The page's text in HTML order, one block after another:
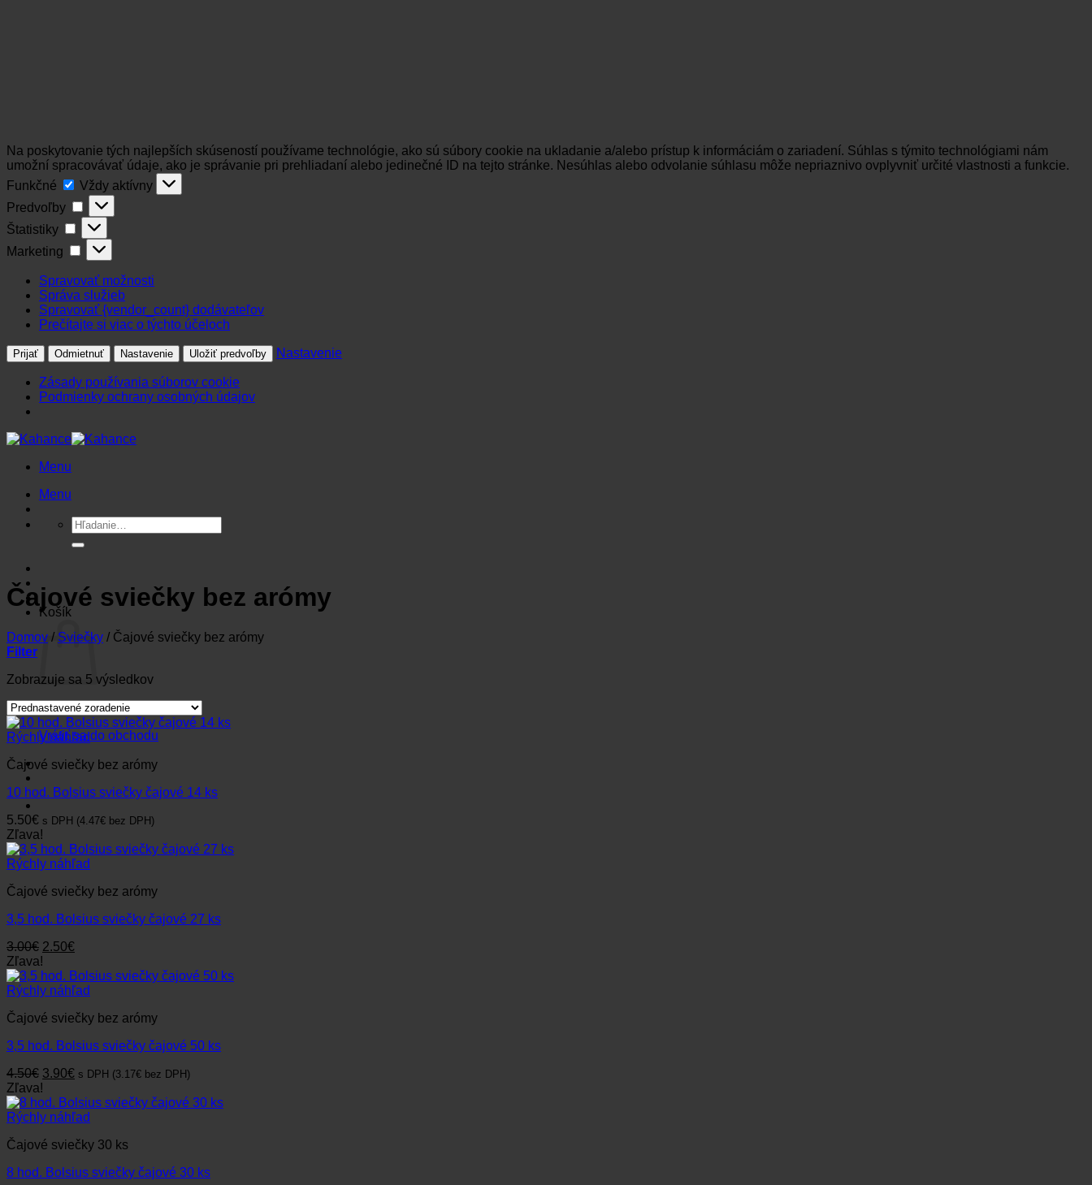
Na poskytovanie tých najlepších skúseností používame technológie, ako sú súbory cookie na ukladanie a/alebo prístup k informáciám o zariadení. Súhlas s týmito technológiami nám
umožní spracovávať údaje, ako je správanie pri prehliadaní alebo jedinečné ID na tejto stránke. Nesúhlas alebo odvolanie súhlasu môže nepriaznivo ovplyvniť určité vlastnosti a funkcie.
Funkčné
Funkčné
Vždy aktívny
Predvoľby
Predvoľby
Štatistiky Štatistiky
Marketing Marketing
Spravovať možnosti
Správa služieb
Spravovať {vendor_count} dodávateľov
Prečítajte si viac o týchto účeloch
Prijať Odmietnuť Nastavenie Uložiť predvoľby Nastavenie
Zásady používania súborov cookie
Podmienky ochrany osobných údajov
Preskočiť
obsahMenu
Menu
Hľadať:
Košík
Žiadne produkty v košíku.
Vrátiť sa do obchodu
Čajové sviečky bez arómy
Domov / Sviečky / Čajové sviečky bez arómy
Filter
Zobrazuje sa 5 výsledkov
Rýchly náhľad
Čajové sviečky bez arómy
10 hod. Bolsius sviečky čajové 14 ks
5.50€ s DPH (4.47€ bez DPH)
Zľava!
Rýchly náhľad
Čajové sviečky bez arómy
3,5 hod. Bolsius sviečky čajové 27 ks
3.00€ Pôvodná
cena
bola:
3.00€.
2.50€
je:
2.50€.
Zľava!
Rýchly náhľad
Čajové sviečky bez arómy
3,5 hod. Bolsius sviečky čajové 50 ks
4.50€ Pôvodná
cena
bola:
4.50€.
3.90€ Aktuálna
je:
3.90€.
s DPH (3.17€ bez DPH)
Zľava!
Rýchly náhľad
Čajové sviečky 30 ks
8 hod. Bolsius sviečky čajové 30 ks